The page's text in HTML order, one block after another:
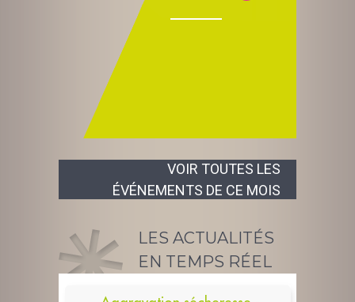
VOIR TOUTES LES
ÉVÉNEMENTS DE CE MOIS
LES ACTUALITÉS
EN TEMPS RÉEL